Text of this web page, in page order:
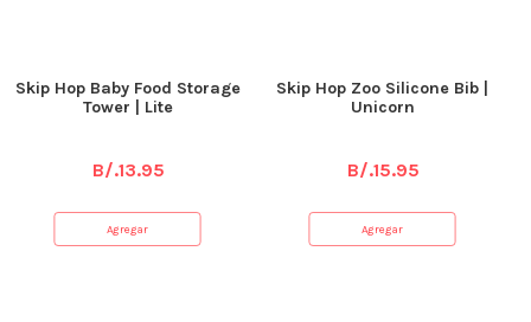
Skip Hop Baby Food Storage
Tower | Lite
B/.13.95
Agregar
Skip Hop Zoo Silicone Bib |
Unicorn
B/.15.95
Agregar